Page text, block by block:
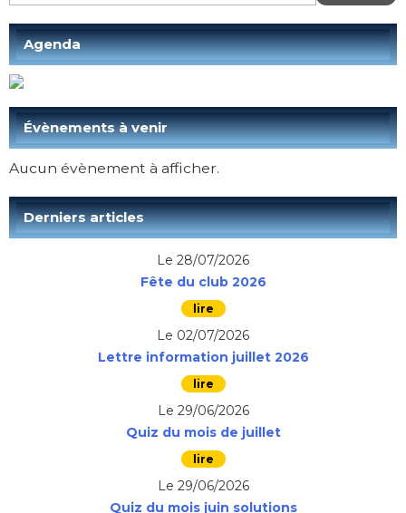
Agenda
Évènements à venir
Aucun évènement à afficher.
Derniers articles
Le 28/07/2026
Fête du club 2026
Le 02/07/2026
Lettre information juillet 2026
Le 29/06/2026
Quiz du mois de juillet
Le 29/06/2026
Quiz du mois juin solutions